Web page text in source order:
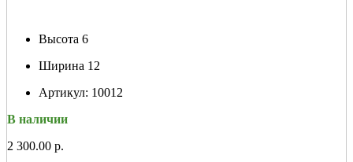
Высота 6
Ширина 12
Артикул: 10012
В наличии
2 300.00 р.